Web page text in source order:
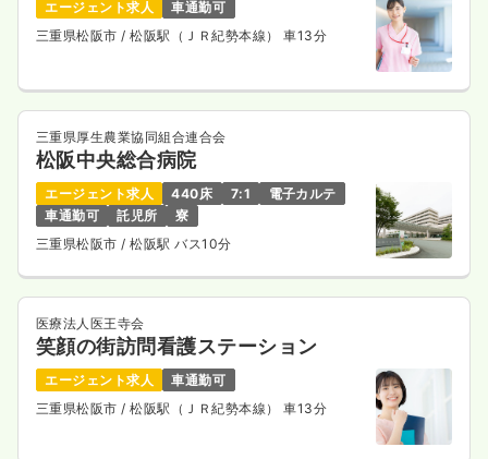
エージェント求人
車通勤可
三重県松阪市 / 松阪駅（ＪＲ紀勢本線） 車13分
三重県厚生農業協同組合連合会
松阪中央総合病院
エージェント求人 440床 7:1
電子カルテ
車通勤可
託児所
寮
三重県松阪市/ 松阪駅 バス10分
医療法人医王寺会
笑顔の街訪問看護ステーション
エージェント求人
車通勤可
三重県松阪市 / 松阪駅（ＪＲ紀勢本線） 車13分